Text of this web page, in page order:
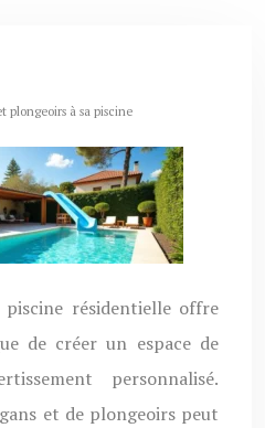
plongeoirs à sa piscine
piscine résidentielle offre
de créer un espace de
personnalisé.
et de plongeoirs peut